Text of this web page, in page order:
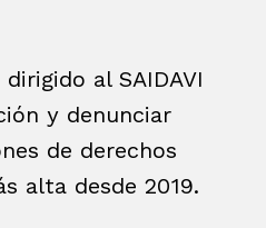
al SAIDAVI
y denunciar
de derechos
alta desde 2019.